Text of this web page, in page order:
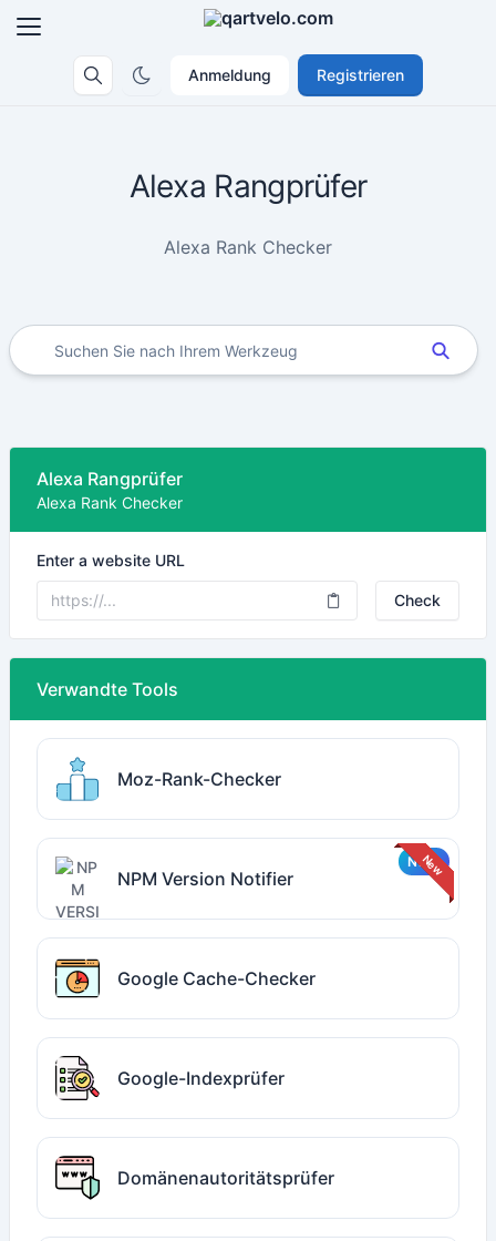
Anmeldung Registrieren
Alexa Rangprüfer
Alexa Rank Checker
Alexa Rangprüfer
Alexa Rank Checker
Enter a website URL
Check
Verwandte Tools
Moz-Rank-Checker
NPM Version Notifier
Google Cache-Checker
Google-Indexprüfer
Domänenautoritätsprüfer